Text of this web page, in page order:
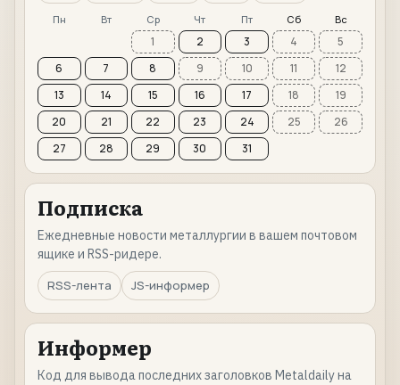
Пн Вт Ср Чт Пт Сб Вс
1 2 3 4
5
6
7 8 9 10 11
12
13
14 15 16 17 18
19
20
21 22 23 24 25
26
27
28 29 30 31
Подписка
Ежедневные новости металлургии в вашем почтовом
ящике и RSS-ридере.
RSS-лента
JS-информер
Информер
Код для вывода последних заголовков Metaldaily на